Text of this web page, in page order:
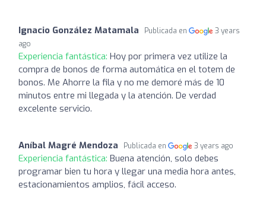
Ignacio González Matamala Publicada en
3 years
ago
Experiencia fantástica: Hoy por primera vez utilize la
compra de bonos de forma automática en el totem de
bonos. Me Ahorre la fila y no me demoré más de 10
minutos entre mi llegada y la atención. De verdad
excelente servicio.
Aníbal Magré Mendoza Publicada en 3 years ago
Experiencia fantástica: Buena atención, solo debes
programar bien tu hora y llegar una media hora antes,
estacionamientos amplios, fácil acceso.